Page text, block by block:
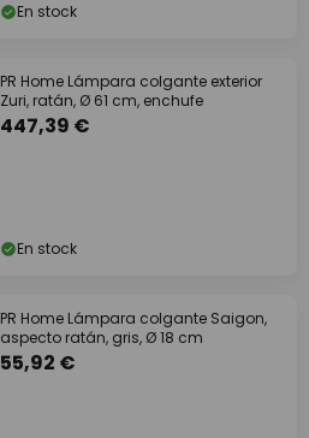
En stock
PR Home Lámpara colgante exterior
Zuri, ratán, Ø 61 cm, enchufe
447,39 €
En stock
PR Home Lámpara colgante Saigon,
aspecto ratán, gris, Ø 18 cm
55,92 €